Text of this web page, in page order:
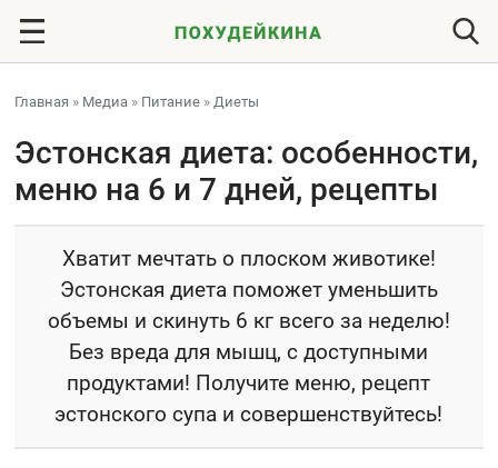
Главная » Медиа » Питание »Диеты
Эстонская диета: особенности,
меню на 6 и 7 дней, рецепты
Хватит мечтать о плоском животике!
Эстонская диета поможет уменьшить
объемы и скинуть 6 кг всего за неделю!
Без вреда для мышц, с доступными
продуктами! Получите меню, рецепт
эстонского супа и совершенствуйтесь!